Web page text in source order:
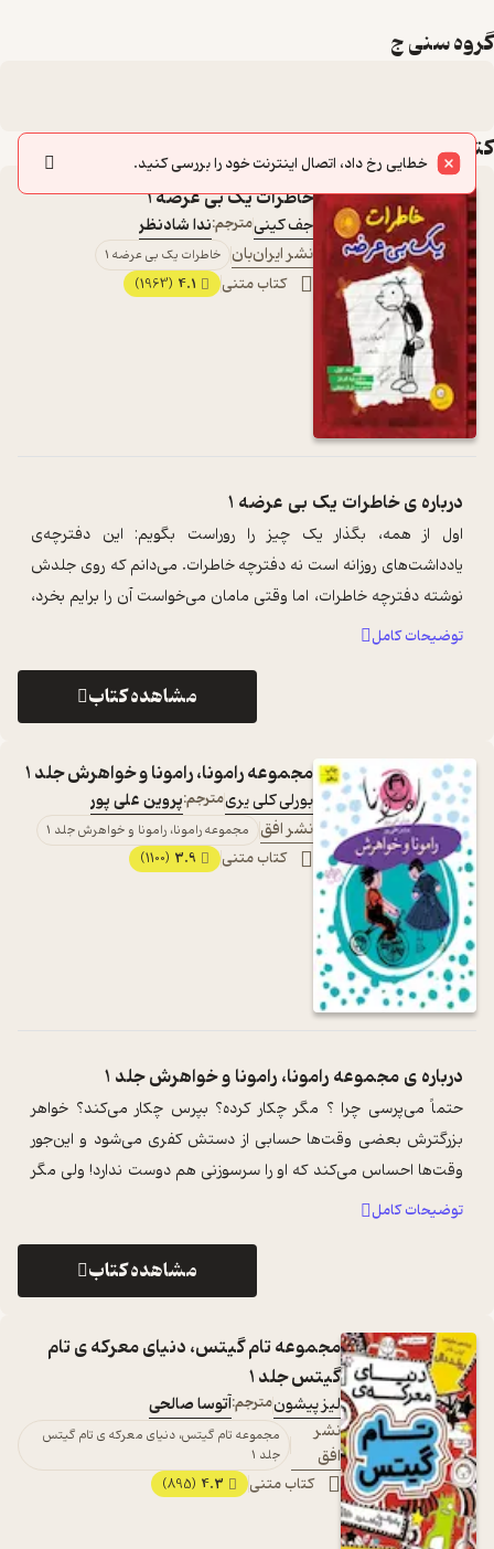
گروه سنی ج
کتاب‌های این لیست
خاطرات یک بی عرضه 1
جف کینیمترجم:ندا شادنظر
نشر ایران‌بان خاطرات یک بی عرضه 1
کتاب متنی 4.1
(1963)
درباره یخاطرات یک بی عرضه 1
اول از همه، بگذار یک چیز را روراست بگویم: این دفترچه‌ی
یادداشت‌های روزانه ا‌ست نه دفترچه خاطرات. می‌دانم که روی جلدش
نوشته دفترچه خاطرات، اما وقتی مامان می‌خواست آن را برایم بخرد،
عمداً به او گفتم دفت ...
توضیحات کامل
مشاهده کتاب
مجموعه رامونا، رامونا و خواهرش جلد 1
بورلی کلی یریمترجم:پروین علی پور
نشر افق
مجموعه رامونا، رامونا و خواهرش جلد 1
کتاب متنی 3.9
(1100)
درباره یمجموعه رامونا، رامونا و خواهرش جلد 1
حتماً می‌پرسی چرا ؟ مگر چکار کرده؟ بپرس چکار می‌کند؟ خواهر
بزرگترش بعضی وقت‌ها حسابی از دستش کفری می‌شود و این‌جور
وقت‌ها احساس می‌کند که او را سرسوزنی هم دوست ندارد! ولی مگر
می‌شود اینطوری زندگی کرد ...
توضیحات کامل
مشاهده کتاب
مجموعه تام گیتس، دنیای معرکه ی تام
گیتس جلد 1
لیز پیشونمترجم:آتوسا صالحی
نشر
افق
مجموعه تام گیتس، دنیای معرکه ی تام گیتس
جلد 1
کتاب متنی 4.3
(895)
خطایی رخ داد، اتصال اینترنت خود را بررسی کنید.